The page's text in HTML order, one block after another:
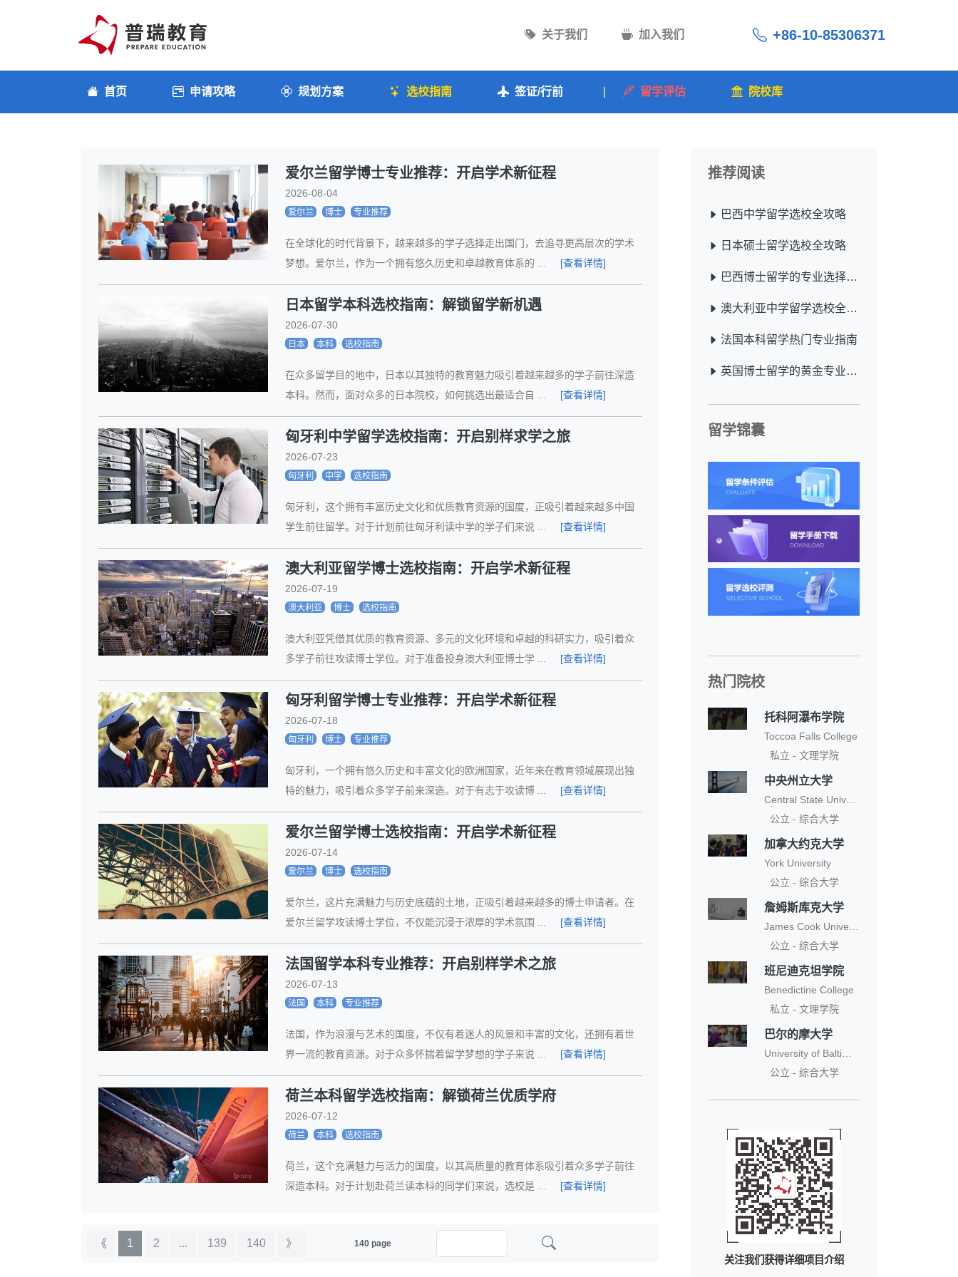
关于我们 加入我们 +86-10-85306371
首页 申请攻略 规划方案 选校指南 签证/行前 留学评估 院校库
爱尔兰留学博士专业推荐：开启学术新征程
2026-08-04
爱尔兰 博士 专业推荐
在全球化的时代背景下，越来越多的学子选择走出国门，去追寻更高层次的学术
梦想。爱尔兰，作为一个拥有悠久历史和卓越教育体系的 ...
[查看详情]
日本留学本科选校指南：解锁留学新机遇
2026-07-30
日本 本科 选校指南
在众多留学目的地中，日本以其独特的教育魅力吸引着越来越多的学子前往深造
本科。然而，面对众多的日本院校，如何挑选出最适合自 ...
[查看详情]
匈牙利中学留学选校指南：开启别样求学之旅
2026-07-23
匈牙利 中学 选校指南
匈牙利，这个拥有丰富历史文化和优质教育资源的国度，正吸引着越来越多中国
学生前往留学。对于计划前往匈牙利读中学的学子们来说 ...
[查看详情]
澳大利亚留学博士选校指南：开启学术新征程
2026-07-19
澳大利亚 博士 选校指南
澳大利亚凭借其优质的教育资源、多元的文化环境和卓越的科研实力，吸引着众
多学子前往攻读博士学位。对于准备投身澳大利亚博士学 ...
[查看详情]
匈牙利留学博士专业推荐：开启学术新征程
2026-07-18
匈牙利 博士 专业推荐
匈牙利，一个拥有悠久历史和丰富文化的欧洲国家，近年来在教育领域展现出独
特的魅力，吸引着众多学子前来深造。对于有志于攻读博 ...
[查看详情]
爱尔兰留学博士选校指南：开启学术新征程
2026-07-14
爱尔兰 博士 选校指南
爱尔兰，这片充满魅力与历史底蕴的土地，正吸引着越来越多的博士申请者。在
爱尔兰留学攻读博士学位，不仅能沉浸于浓厚的学术氛围 ...
[查看详情]
法国留学本科专业推荐：开启别样学术之旅
2026-07-13
法国 本科 专业推荐
法国，作为浪漫与艺术的国度，不仅有着迷人的风景和丰富的文化，还拥有着世
界一流的教育资源。对于众多怀揣着留学梦想的学子来说 ...
[查看详情]
荷兰本科留学选校指南：解锁荷兰优质学府
2026-07-12
荷兰 本科 选校指南
荷兰，这个充满魅力与活力的国度，以其高质量的教育体系吸引着众多学子前往
深造本科。对于计划赴荷兰读本科的同学们来说，选校是 ...
[查看详情]
《 1 2 ... 139 140 》 140 page
推荐阅读
巴西中学留学选校全攻略
日本硕士留学选校全攻略
巴西博士留学的专业选择与优势解析
澳大利亚中学留学选校全攻略
法国本科留学热门专业指南
英国博士留学的黄金专业指南
留学锦囊
热门院校
托科阿瀑布学院
Toccoa Falls College
私立 - 文理学院
中央州立大学
Central State University
公立 - 综合大学
加拿大约克大学
York University
公立 - 综合大学
詹姆斯库克大学
James Cook University
公立 - 综合大学
班尼迪克坦学院
Benedictine College
私立 - 文理学院
巴尔的摩大学
University of Baltimore
公立 - 综合大学
关注我们获得详细项目介绍